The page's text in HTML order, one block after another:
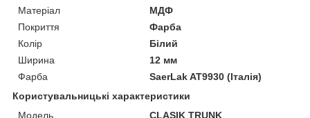
Матеріал
МДФ
Покриття
Фарба
Колір
Білий
Ширина
12 мм
Фарба
SaerLak AT9930 (Італія)
Користувальницькі характеристики
Мoдель
CLASIK TRUNK